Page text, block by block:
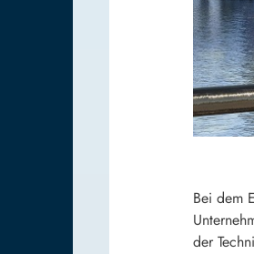
Bei dem
der